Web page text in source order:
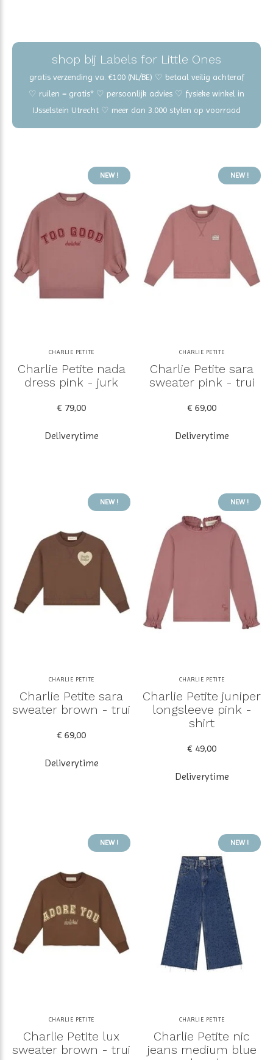
shop bij Labels for Little Ones
gratis verzending va. €100 (NL/BE) ♡ betaal veilig achteraf
♡ ruilen = gratis* ♡ persoonlijk advies ♡ fysieke winkel in
IJsselstein Utrecht ♡ meer dan 3.000 stylen op voorraad
NEW !
CHARLIE PETITE
Charlie Petite nada
dress pink - jurk
€ 79,00
Deliverytime
NEW !
CHARLIE PETITE
Charlie Petite sara
sweater pink - trui
€ 69,00
Deliverytime
NEW !
CHARLIE PETITE
Charlie Petite sara
sweater brown - trui
€ 69,00
Deliverytime
NEW !
CHARLIE PETITE
Charlie Petite juniper
longsleeve pink -
shirt
€ 49,00
Deliverytime
NEW !
CHARLIE PETITE
Charlie Petite lux
sweater brown - trui
NEW !
CHARLIE PETITE
Charlie Petite nic
jeans medium blue